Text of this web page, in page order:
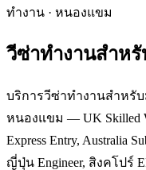
ทำงาน · หนองแขม
วีซ่าทำงานสำห
บริการวีซ่าทำงานสำหรั
หนองแขม — UK Skilled
Express Entry, Australia
ญี่ปุ่น Engineer, สิงคโปร์